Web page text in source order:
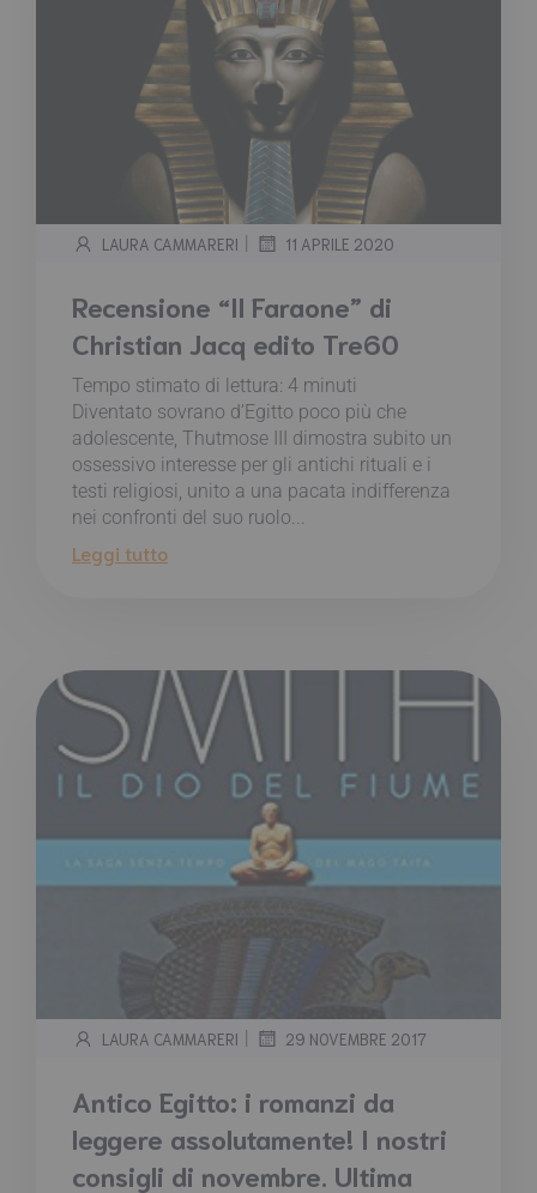
LAURA CAMMARERI | 11 APRILE 2020
Recensione “Il Faraone” di
Christian Jacq edito Tre60
Tempo stimato di lettura: 4 minuti
Diventato sovrano d’Egitto poco più che
adolescente, Thutmose III dimostra subito un
ossessivo interesse per gli antichi rituali e i
testi religiosi, unito a una pacata indifferenza
nei confronti del suo ruolo...
Leggi tutto
LAURA CAMMARERI | 29 NOVEMBRE 2017
Antico Egitto: i romanzi da
leggere assolutamente! I nostri
consigli di novembre. Ultima